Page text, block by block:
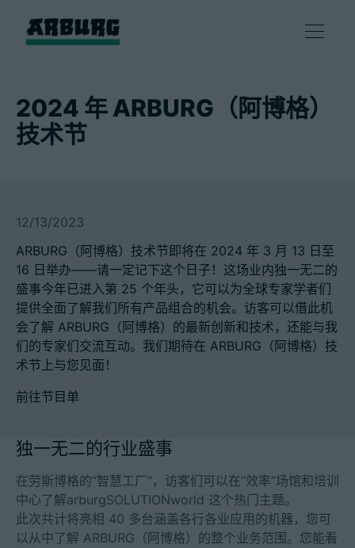
解决方案
智慧制造
企业
联系方式
技术参数
登录
合作伙伴门户网站
2024 年 ARBURG（阿博格）
技术节
12/13/2023
ARBURG（阿博格）技术节即将在 2024 年 3 月 13 日至
16 日举办——请一定记下这个日子！这场业内独一无二的
盛事今年已进入第 25 个年头，它可以为全球专家学者们
提供全面了解我们所有产品组合的机会。访客可以借此机
会了解 ARBURG（阿博格）的最新创新和技术，还能与我
们的专家们交流互动。我们期待在 ARBURG（阿博格）技
术节上与您见面！
前往节目单
独一无二的行业盛事
在劳斯博格的“智慧工厂”，访客们可以在“效率”场馆和培训
中心了解arburgSOLUTIONworld 这个热门主题。
此次共计将亮相 40 多台涵盖各行各业应用的机器，您可
以从中了解 ARBURG（阿博格）的整个业务范围。您能看